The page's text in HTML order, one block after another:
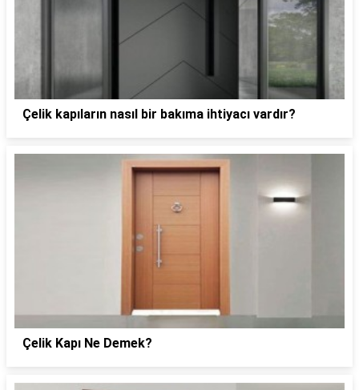
Çelik kapıların nasıl bir bakıma ihtiyacı vardır?
Çelik Kapı Ne Demek?